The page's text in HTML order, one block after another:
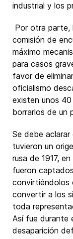
industrial y los
Por otra parte,
comisión de
máximo
para casos
favor de
oficialismo
existen unos 40
borrarlos de un
Se debe
tuvieron un
rusa de 1917,
fueron
convirtiéndolos
convertir a los
toda
Así fue durante
desaparición